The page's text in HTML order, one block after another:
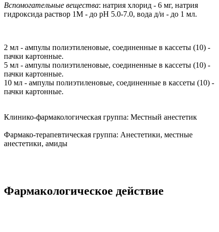
Вспомогательные вещества: натрия хлорид - 6 мг, натрия
гидроксида раствор 1М - до pH 5.0-7.0, вода д/и - до 1 мл.
2 мл - ампулы полиэтиленовые, соединенные в кассеты (10) -
пачки картонные.
5 мл - ампулы полиэтиленовые, соединенные в кассеты (10) -
пачки картонные.
10 мл - ампулы полиэтиленовые, соединенные в кассеты (10) -
пачки картонные.
Клинико-фармакологическая группа: Местный анестетик
Фармако-терапевтическая группа: Анестетики, местные
анестетики, амиды
Фармакологическое действие